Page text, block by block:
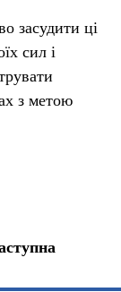
засудити ці
сил і
з метою